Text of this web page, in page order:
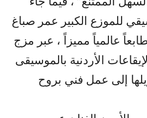
للموزع الكبير عمر صباغ
طابعاً عالمياً مميزاً ، عبر مزج
الأردنية بالموسيقى
إلى عمل فني بروح